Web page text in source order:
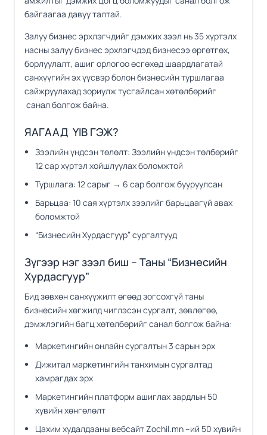
байгаагаа давуу талтай.
Залуу бизнес эрхлэгчдийг дэмжих зээл нь 35 хүртэлх
насны залуу бизнес эрхлэгчдэд бизнесээ өргөтгөх,
борлуулалт, ашиг орлогоо өсгөхөд шаардлагатай
санхүүгийн эх үүсвэр болон бизнесийн туршлагаа
сайжруулахад зориулж тусгайлсан хөтөлбөрийг
санал болгож байна.
ЯАГААД YIB ГЭЖ?
Зээлийн үндсэн төлөлт: Зээлийн үндсэн төлбөрийг
12 сар хүртэл хойшлуулах боломжтой
Туршлага: 12 сарыг → 6 сар болгож бууруулсан
Барьцаа: 10 сая хүртэлх зээлийг барьцаагүй авах
боломжтой
“Бизнесийн Хурдасгуур” сургалтууд
Зүгээр нэг зээл биш – Таны “Бизнесийн
Хурдасгуур”
Бид зөвхөн санхүүжилт өгөөд зогсохгүй таны
бизнесийн хөгжилд чиглэсэн сургалт, зөвлөгөө,
дэмжлэгийн багц хөтөлбөрийг санал болгож байна:
Маркетингийн онлайн сургалтын 3 сарын эрх
Дижитал маркетингийн танхимын сургалтад
хамрагдах эрх
Mаркетингийн платформ ашиглах зардлын 50
хувийн хөнгөлөлт
Цахим худалдааны вебсайт Zochil.mn –ий 50 хувийн